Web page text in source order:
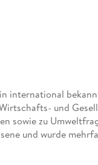
international
und
sowie zu
und wurde